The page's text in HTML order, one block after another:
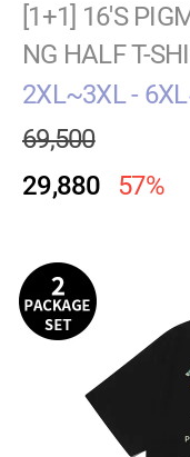
[1+1] 16'S
NG HALF T-
2XL~3XL -
69,500
29,880
57%